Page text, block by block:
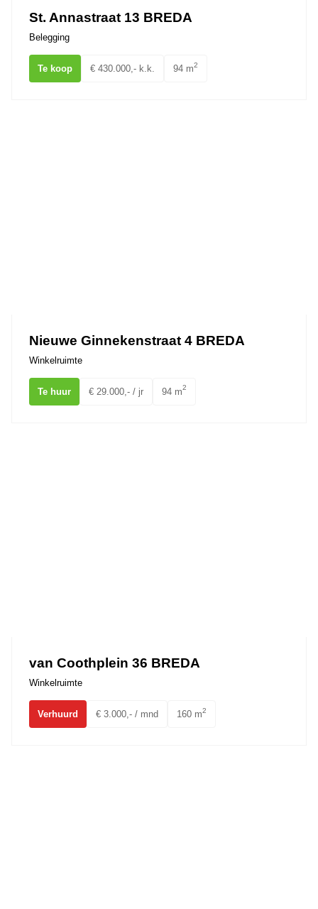
St. Annastraat 13 BREDA
Belegging
Te koop € 430.000,- k.k. 94 m2
Nieuwe Ginnekenstraat 4 BREDA
Winkelruimte
Te huur € 29.000,- / jr 94 m2
van Coothplein 36 BREDA
Winkelruimte
Verhuurd € 3.000,- / mnd 160 m2